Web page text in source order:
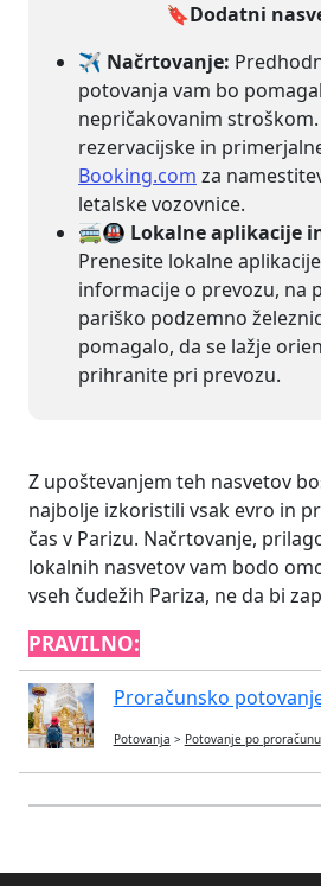
🔖Dodatni
✈️ Načrtovanje:
potovanja vam bo
nepričakovanim
rezervacijske in
Booking.com za
letalske vozovnice.
🚎🚇 Lokalne aplikacije
Prenesite lokalne
informacije o prevozu, na
pariško podzemno
pomagalo, da se lažje
prihranite pri prevozu.
Z upoštevanjem teh nasvetov
najbolje izkoristili vsak evro in
čas v Parizu. Načrtovanje,
lokalnih nasvetov vam bodo
vseh čudežih Pariza, ne da bi
PRAVILNO:
Proračunsko
Potovanja > Potovanje po proračunu